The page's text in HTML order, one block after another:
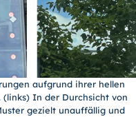
aufgrund ihrer hellen
(links) In der Durchsicht von
gezielt unauffällig und